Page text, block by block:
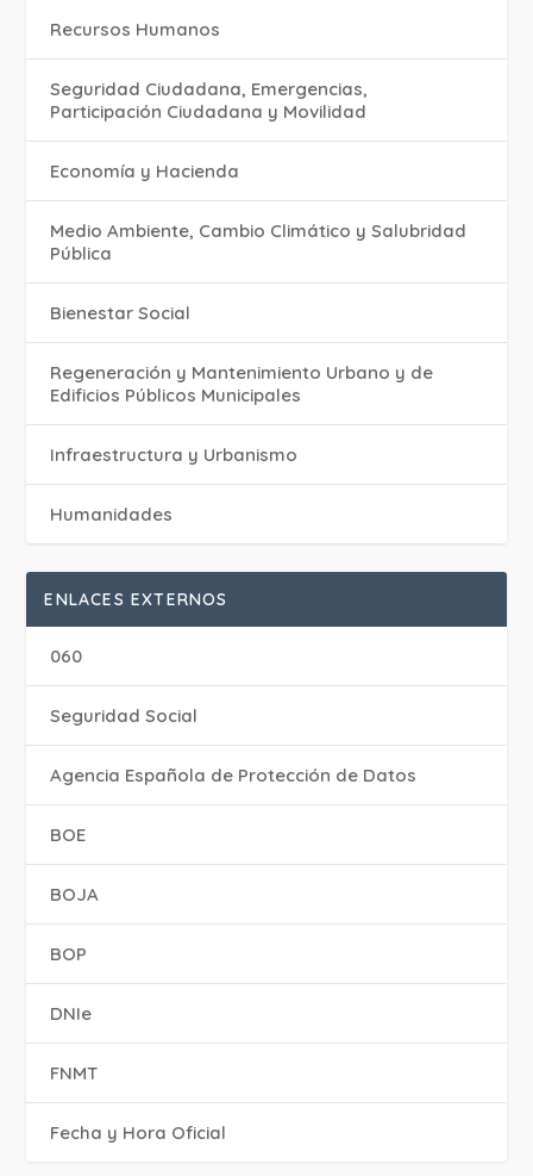
Recursos Humanos
Seguridad Ciudadana, Emergencias,
Participación Ciudadana y Movilidad
Economía y Hacienda
Medio Ambiente, Cambio Climático y Salubridad
Pública
Bienestar Social
Regeneración y Mantenimiento Urbano y de
Edificios Públicos Municipales
Infraestructura y Urbanismo
Humanidades
ENLACES EXTERNOS
060
Seguridad Social
Agencia Española de Protección de Datos
BOE
BOJA
BOP
DNIe
FNMT
Fecha y Hora Oficial